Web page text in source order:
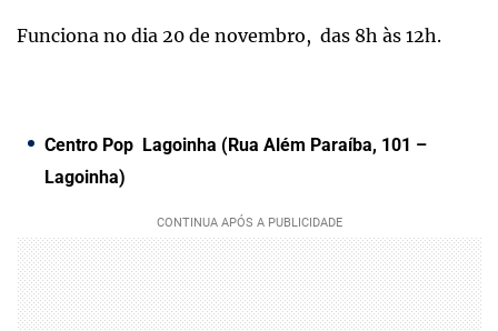
Funciona no dia 20 de novembro, das 8h às 12h.
Centro Pop Lagoinha (Rua Além Paraíba, 101 –
Lagoinha)